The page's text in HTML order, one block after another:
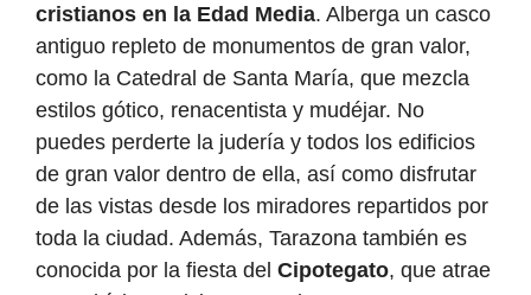
cristianos en la Edad Media. Alberga un casco
antiguo repleto de monumentos de gran valor,
como la Catedral de Santa María, que mezcla
estilos gótico, renacentista y mudéjar. No
puedes perderte la judería y todos los edificios
de gran valor dentro de ella, así como disfrutar
de las vistas desde los miradores repartidos por
toda la ciudad. Además, Tarazona también es
conocida por la fiesta del Cipotegato, que atrae